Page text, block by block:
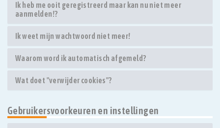
Ik heb me ooit geregistreerd maar kan nu niet meer
aanmelden!?
Ik weet mijn wachtwoord niet meer!
Waarom word ik automatisch afgemeld?
Wat doet "verwijder cookies"?
Gebruikersvoorkeuren en instellingen